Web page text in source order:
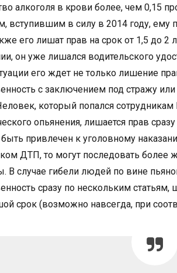
алкоголя в крови более, чем 0,15
вступившим в силу в 2014 году, ему
его лишат прав на срок от 1,5 до 2
он уже лишался водительского
его ждет не только лишение
с заключением под стражу
который попался
опьянения, лишается прав
привлечен к уголовному
ДТП, то могут последовать более
В случае гибели людей по вине
сразу по нескольким
срок (возможно навсегда, при